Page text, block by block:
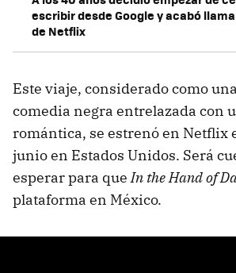
escribir desde Google y acabó
de Netflix
Este viaje, considerado como
comedia negra entrelazada con
romántica, se estrenó en Netflix
junio en Estados Unidos. Será
esperar para queIn the Hand of
plataforma en México.